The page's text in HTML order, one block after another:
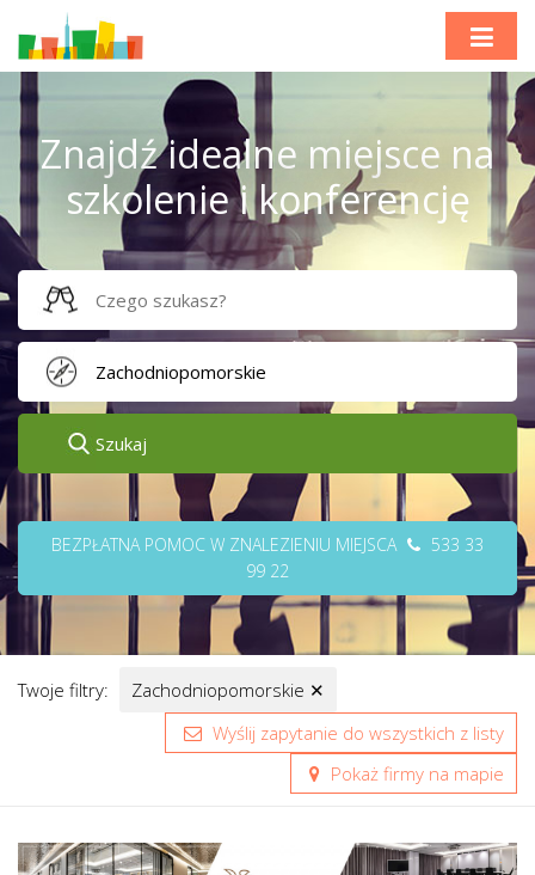
Znajdź idealne miejsce na
szkolenie i konferencję
Szukaj
BEZPŁATNA POMOC W ZNALEZIENIU MIEJSCA
533 33
99 22
Twoje filtry: Zachodniopomorskie ✕
Wyślij zapytanie do wszystkich z listy
Pokaż firmy na mapie